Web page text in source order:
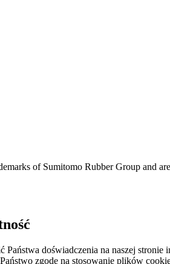
of Sumitomo Rubber Group and
doświadczenia na naszej
zgodę na stosowanie plików